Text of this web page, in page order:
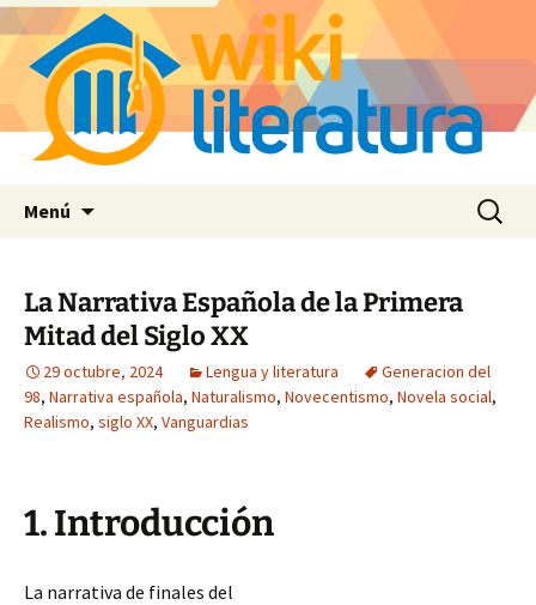
Menú Buscar:
La Narrativa Española de la Primera
Mitad del Siglo XX
29 octubre, 2024 Lengua y literatura
Generacion del
98, Narrativa española, Naturalismo, Novecentismo, Novela social,
Realismo, siglo XX, Vanguardias
1. Introducción
La narrativa de finales del